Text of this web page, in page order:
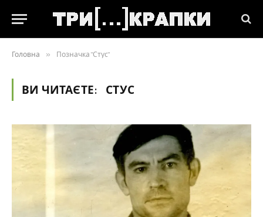
Головна » Позначка "Стус"
ВИ ЧИТАЄТЕ: СТУС